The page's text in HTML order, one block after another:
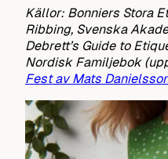
Källor: Bonniers Stora
Ribbing, Svenska
Debrett’s Guide to
Nordisk Familjebok
Fest av Mats